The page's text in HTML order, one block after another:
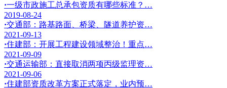
·一级市政施工总承包资质有哪些标准？…
2019-08-24
·交通部：路基路面、桥梁、隧道养护资…
2021-09-13
·住建部：开展工程建设领域整治！重点…
2021-09-09
·交通运输部：直接取消两项丙级监理资…
2021-09-06
·住建部资质改革方案正式落定，业内预…